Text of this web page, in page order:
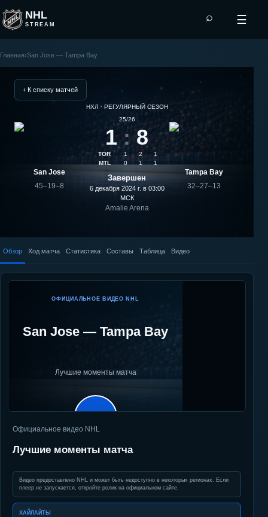
NHL
STREAM
⌕ ☰
Tampa
Bay
результат
Главная›San Jose — Tampa Bay
‹ К списку матчей
San Jose
45–19–8
НХЛ · РЕГУЛЯРНЫЙ СЕЗОН
25/26
1 : 8
TOR 1 2
1
MTL
0 1 1
Завершен
6 декабря 2024 г. в 03:00
МСК
Amalie Arena
Tampa Bay
32–27–13
Обзор Ход матча Статистика Составы Таблица Видео
ОФИЦИАЛЬНОЕ ВИДЕО NHL
San Jose — Tampa Bay
Лучшие моменты матча
▶
Официальное видео NHL
Лучшие моменты матча
Видео предоставлено NHL и может быть недоступно в некоторых регионах. Если
плеер не запускается, откройте ролик на официальном сайте.
ХАЙЛАЙТЫ